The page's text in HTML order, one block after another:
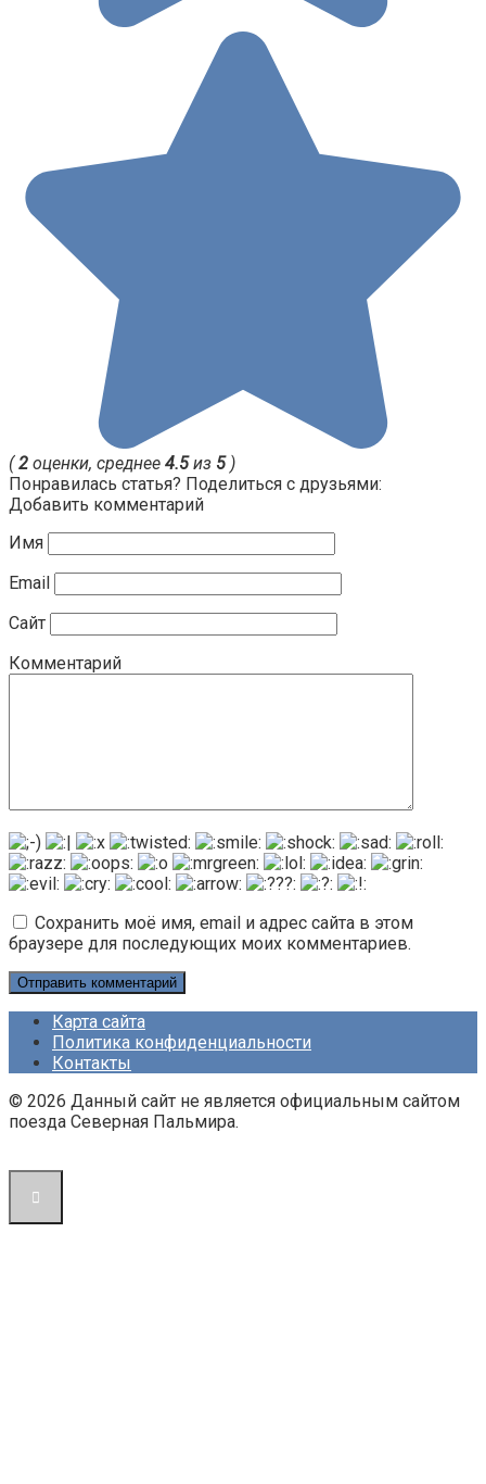
(2 оценки, среднее 4.5из 5)
Понравилась статья? Поделиться с друзьями:
Добавить комментарий
Имя
Email
Сайт
Комментарий
Сохранить моё имя, email и адрес сайта в этом
браузере для последующих моих комментариев.
Карта сайта
Политика конфиденциальности
Контакты
© 2026 Данный сайт не является официальным сайтом
поезда Северная Пальмира.